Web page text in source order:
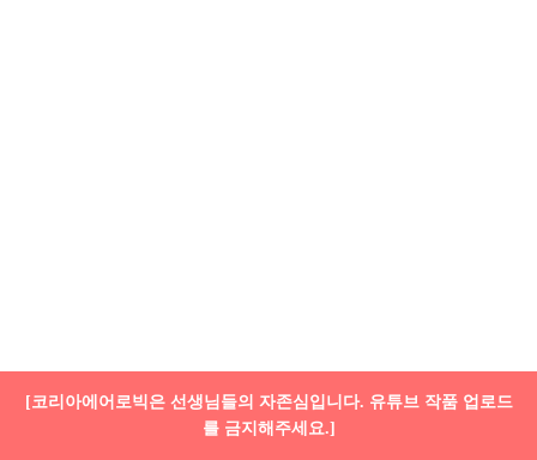
[코리아에어로빅은 선생님들의 자존심입니다. 유튜브 작품 업로드
를 금지해주세요.]